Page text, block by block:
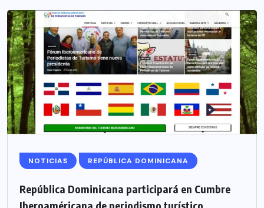
NOTICIAS REPÚBLICA DOMINICANA
República Dominicana participará en Cumbre
Iberoaméricana de periodismo turístico